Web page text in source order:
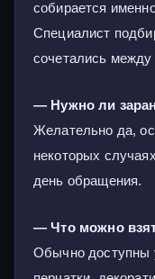
собирается
Специалист
сочетались между
— Нужно ли
Желательно да,
некоторых
день обращения.
— Что можно
Обычно доступны